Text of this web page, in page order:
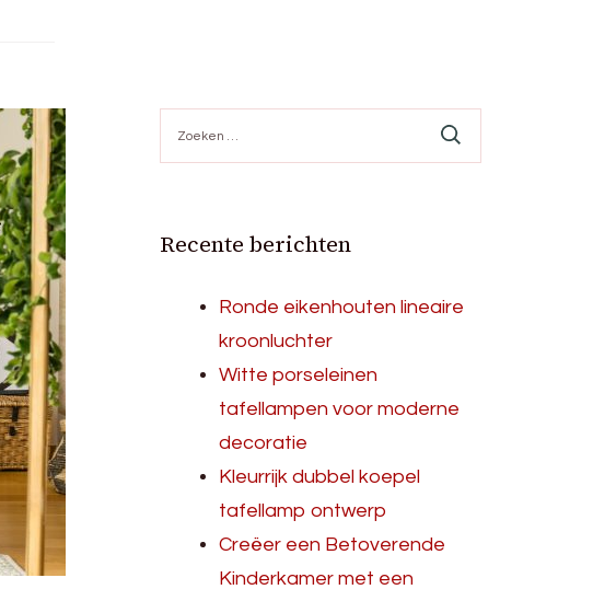
naar:
Recente berichten
Ronde eikenhouten lineaire
kroonluchter
Witte porseleinen
tafellampen voor moderne
decoratie
Kleurrijk dubbel koepel
tafellamp ontwerp
Creëer een Betoverende
Kinderkamer met een